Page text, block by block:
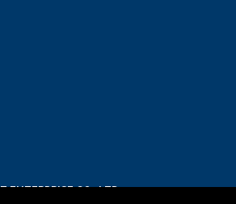
ENTERPRISE CO., LTD.All RIGHTS RESERVED